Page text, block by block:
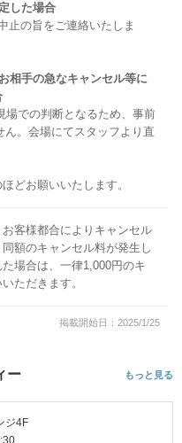
した場合
の旨をご連絡いたしま
相手の急なキャンセル等に
での判断となるため、事前
。会場にてスタッフより直
どお願いいたします。
客様都合によりキャンセル
額のキャンセル料が発生し
場合は、一律1,000円のキ
ただきます。
掲載開始日：2025/1/25
ー もっと見る
ジ4F